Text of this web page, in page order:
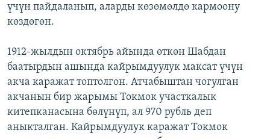
үчүн пайдаланып, аларды көзөмөлдө кармоону
көздөгөн.
1912-жылдын октябрь айында өткөн Шабдан
баатырдын ашында кайрымдуулук максат үчүн
акча каражат топтолгон. Атчабыштан чогулган
акчанын бир жарымы Токмок участкалык
китепканасына бөлүнүп, ал 970 рубль деп
аныкталган. Кайрымдуулук каражат Токмок